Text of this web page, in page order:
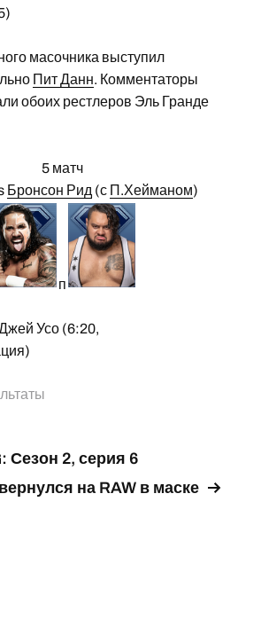
масочника выступил
Пит Данн. Комментаторы
обоих рестлеров Эль Гранде
5 матч
Бронсон Рид (с П.Хейманом)
п
Усо (6:20,
Сезон 2, серия 6
на RAW в маске